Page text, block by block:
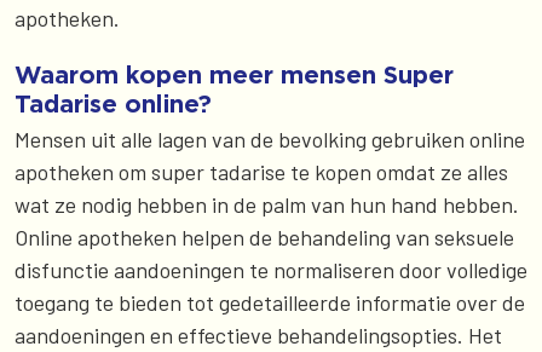
apotheken.
Waarom kopen meer mensen Super
Tadarise online?
Mensen uit alle lagen van de bevolking gebruiken online
apotheken om super tadarise te kopen omdat ze alles
wat ze nodig hebben in de palm van hun hand hebben.
Online apotheken helpen de behandeling van seksuele
disfunctie aandoeningen te normaliseren door volledige
toegang te bieden tot gedetailleerde informatie over de
aandoeningen en effectieve behandelingsopties. Het